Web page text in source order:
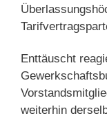
Enttäuscht
weiterhin